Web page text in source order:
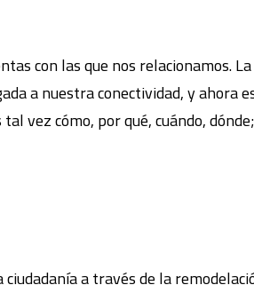
con las que nos relacionamos.
a nuestra conectividad, y ahora
vez cómo, por qué, cuándo,
a través de la